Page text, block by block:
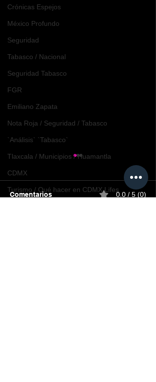
Crónicas Espejos
México Profundo
Seguridad
Tabasco / Nacional
Seguridad Tabasco
FGR
Emiliano Zapata
Nota Roja / Seguridad / Tabasco
`Análisis` `Tabasco`
Tlaxcala / Municipios / Huamantla
CDMX
Turismo / Qué hacer en CDMX Lifes
Comentarios 0.0 / 5 (0)